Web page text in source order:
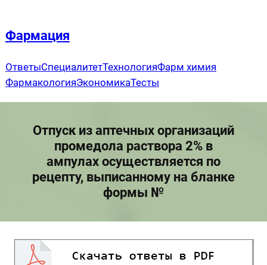
содержимому
Фармация
ОтветыСпециалитетТехнологияФарм химия
ФармакологияЭкономикаТесты
Отпуск из аптечных организаций
промедола раствора 2% в
ампулах осуществляется по
рецепту, выписанному на бланке
формы №